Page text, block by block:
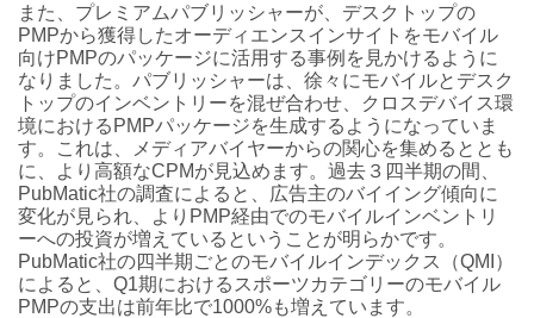
また、プレミアムパブリッシャーが、デスクトップの
PMPから獲得したオーディエンスインサイトをモバイル
向けPMPのパッケージに活用する事例を見かけるように
なりました。パブリッシャーは、徐々にモバイルとデスク
トップのインベントリーを混ぜ合わせ、クロスデバイス環
境におけるPMPパッケージを生成するようになっていま
す。これは、メディアバイヤーからの関心を集めるととも
に、より高額なCPMが見込めます。過去３四半期の間、
PubMatic社の調査によると、広告主のバイイング傾向に
変化が見られ、よりPMP経由でのモバイルインベントリ
ーへの投資が増えているということが明らかです。
PubMatic社の四半期ごとのモバイルインデックス（QMI）
によると、Q1期におけるスポーツカテゴリーのモバイル
PMPの支出は前年比で1000%も増えています。